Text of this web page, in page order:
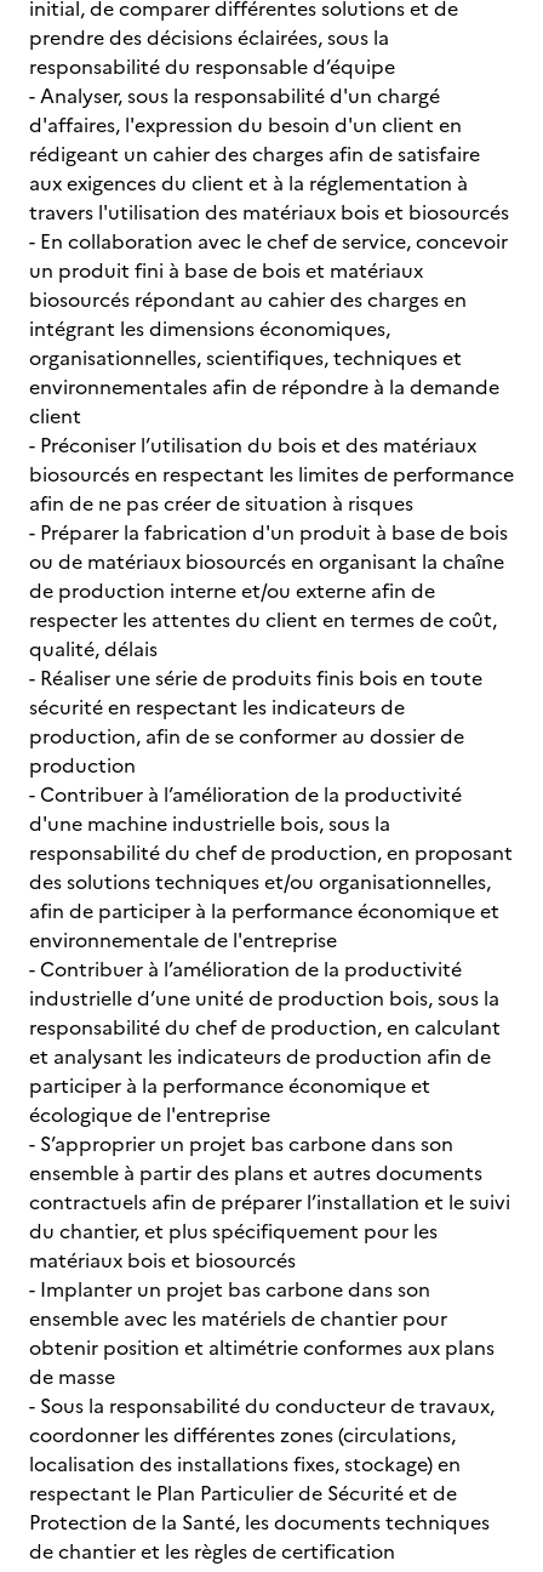
initial, de comparer différentes solutions et de
prendre des décisions éclairées, sous la
responsabilité du responsable d’équipe
- Analyser, sous la responsabilité d'un chargé
d'affaires, l'expression du besoin d'un client en
rédigeant un cahier des charges afin de satisfaire
aux exigences du client et à la réglementation à
travers l'utilisation des matériaux bois et biosourcés
- En collaboration avec le chef de service, concevoir
un produit fini à base de bois et matériaux
biosourcés répondant au cahier des charges en
intégrant les dimensions économiques,
organisationnelles, scientifiques, techniques et
environnementales afin de répondre à la demande
client
- Préconiser l’utilisation du bois et des matériaux
biosourcés en respectant les limites de performance
afin de ne pas créer de situation à risques
- Préparer la fabrication d'un produit à base de bois
ou de matériaux biosourcés en organisant la chaîne
de production interne et/ou externe afin de
respecter les attentes du client en termes de coût,
qualité, délais
- Réaliser une série de produits finis bois en toute
sécurité en respectant les indicateurs de
production, afin de se conformer au dossier de
production
- Contribuer à l’amélioration de la productivité
d'une machine industrielle bois, sous la
responsabilité du chef de production, en proposant
des solutions techniques et/ou organisationnelles,
afin de participer à la performance économique et
environnementale de l'entreprise
- Contribuer à l’amélioration de la productivité
industrielle d’une unité de production bois, sous la
responsabilité du chef de production, en calculant
et analysant les indicateurs de production afin de
participer à la performance économique et
écologique de l'entreprise
- S’approprier un projet bas carbone dans son
ensemble à partir des plans et autres documents
contractuels afin de préparer l’installation et le suivi
du chantier, et plus spécifiquement pour les
matériaux bois et biosourcés
- Implanter un projet bas carbone dans son
ensemble avec les matériels de chantier pour
obtenir position et altimétrie conformes aux plans
de masse
- Sous la responsabilité du conducteur de travaux,
coordonner les différentes zones (circulations,
localisation des installations fixes, stockage) en
respectant le Plan Particulier de Sécurité et de
Protection de la Santé, les documents techniques
de chantier et les règles de certification